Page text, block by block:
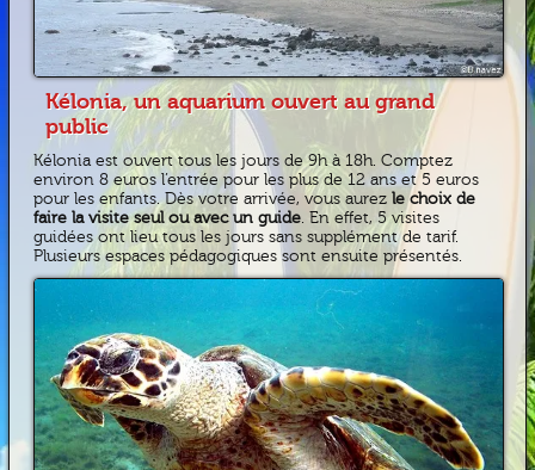
Kélonia, un aquarium ouvert au grand
public
Kélonia est ouvert tous les jours de 9h à 18h. Comptez
environ 8 euros l’entrée pour les plus de 12 ans et 5 euros
pour les enfants. Dès votre arrivée, vous aurez le choix de
faire la visite seul ou avec un guide. En effet, 5 visites
guidées ont lieu tous les jours sans supplément de tarif.
Plusieurs espaces pédagogiques sont ensuite présentés.